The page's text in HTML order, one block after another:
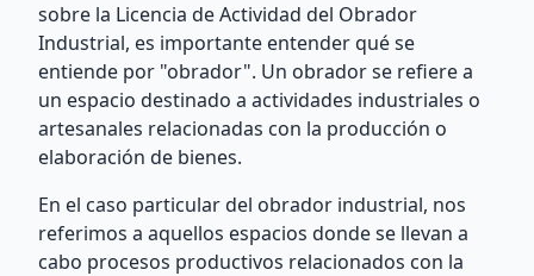
sobre la Licencia de Actividad del Obrador
Industrial, es importante entender qué se
entiende por "obrador". Un obrador se refiere a
un espacio destinado a actividades industriales o
artesanales relacionadas con la producción o
elaboración de bienes.
En el caso particular del obrador industrial, nos
referimos a aquellos espacios donde se llevan a
cabo procesos productivos relacionados con la